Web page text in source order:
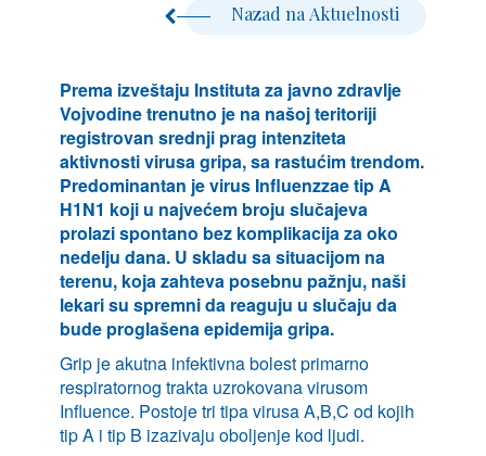
Nazad na Aktuelnosti
Prema izveštaju Instituta za javno zdravlje
Vojvodine trenutno je na našoj teritoriji
registrovan srednji prag intenziteta
aktivnosti virusa gripa, sa rastućim trendom.
Predominantan je virus Influenzzae tip A
H1N1 koji u najvećem broju slučajeva
prolazi spontano bez komplikacija za oko
nedelju dana. U skladu sa situacijom na
terenu, koja zahteva posebnu pažnju, naši
lekari su spremni da reaguju u slučaju da
bude proglašena epidemija gripa.
Grip je akutna infektivna bolest primarno
respiratornog trakta uzrokovana virusom
Influence. Postoje tri tipa virusa A,B,C od kojih
tip A i tip B izazivaju oboljenje kod ljudi.